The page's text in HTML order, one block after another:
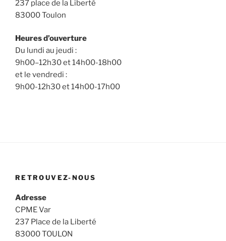
237 place de la Liberté
83000 Toulon
Heures d’ouverture
Du lundi au jeudi :
9h00–12h30 et 14h00-18h00
et le vendredi :
9h00-12h30 et 14h00-17h00
RETROUVEZ-NOUS
Adresse
CPME Var
237 Place de la Liberté
83000 TOULON